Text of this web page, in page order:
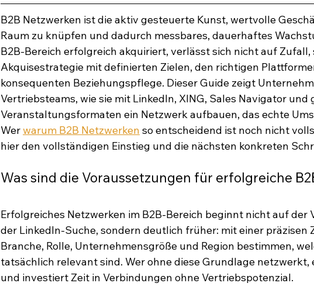
B2B Netzwerken ist die aktiv gesteuerte Kunst, wertvolle
Raum zu knüpfen und dadurch messbares, dauerhaftes
B2B-Bereich erfolgreich akquiriert, verlässt sich nicht auf
Akquisestrategie mit definierten Zielen, den richtigen
konsequenten Beziehungspflege. Dieser Guide zeigt
Vertriebsteams, wie sie mit LinkedIn, XING, Sales Navigator und
Veranstaltungsformaten ein Netzwerk aufbauen, das echte
Wer warum B2B Netzwerken so entscheidend ist noch nicht
hier den vollständigen Einstieg und die nächsten konkreten
Was sind die Voraussetzungen für erfolgreiche
Erfolgreiches Netzwerken im B2B-Bereich beginnt nicht auf der
der LinkedIn-Suche, sondern deutlich früher: mit einer präzisen
Branche, Rolle, Unternehmensgröße und Region bestimmen,
tatsächlich relevant sind. Wer ohne diese Grundlage
und investiert Zeit in Verbindungen ohne Vertriebspotenzial.